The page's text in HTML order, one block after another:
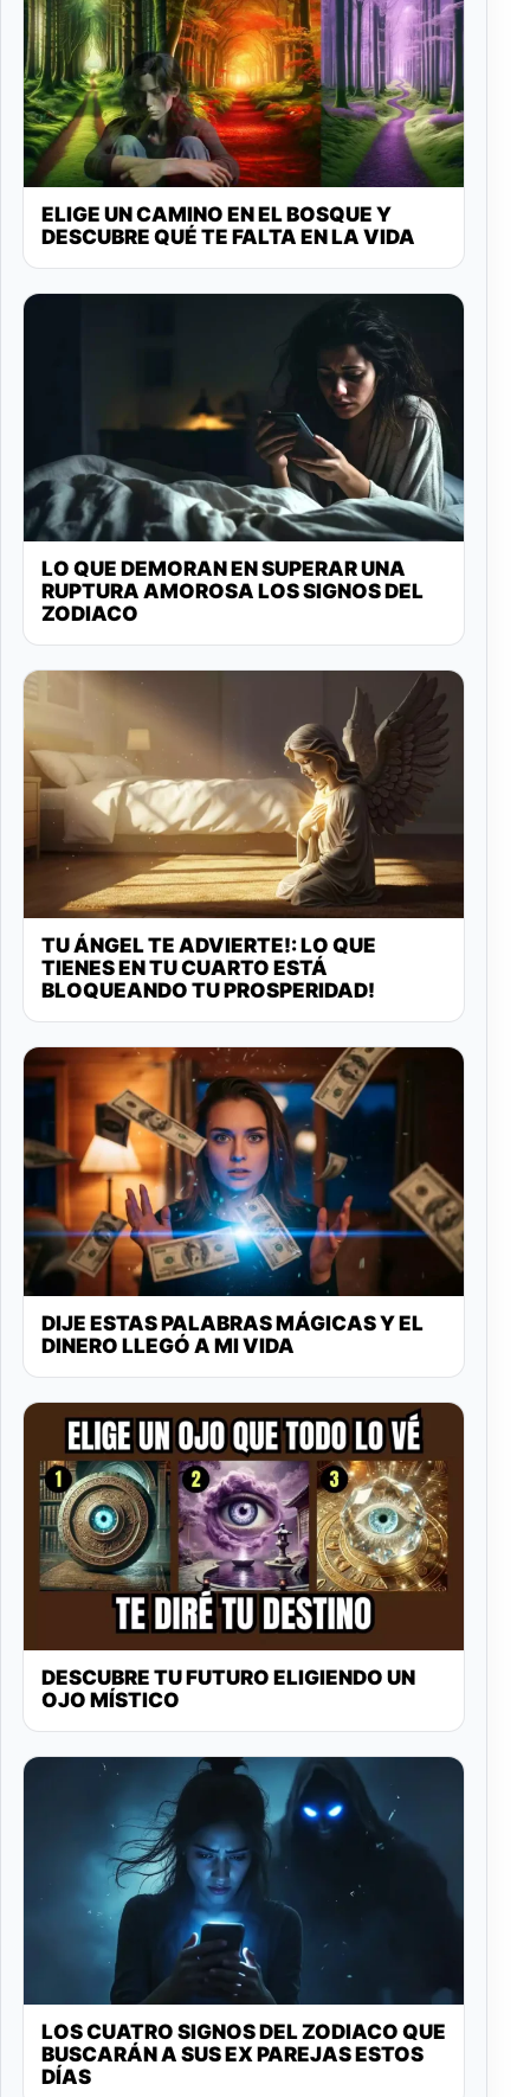
ELIGE UN CAMINO EN EL BOSQUE Y
DESCUBRE QUÉ TE FALTA EN LA VIDA
LO QUE DEMORAN EN SUPERAR UNA
RUPTURA AMOROSA LOS SIGNOS DEL
ZODIACO
TU ÁNGEL TE ADVIERTE!: LO QUE
TIENES EN TU CUARTO ESTÁ
BLOQUEANDO TU PROSPERIDAD!
DIJE ESTAS PALABRAS MÁGICAS Y EL
DINERO LLEGÓ A MI VIDA
DESCUBRE TU FUTURO ELIGIENDO UN
OJO MÍSTICO
LOS CUATRO SIGNOS DEL ZODIACO QUE
BUSCARÁN A SUS EX PAREJAS ESTOS
DÍAS